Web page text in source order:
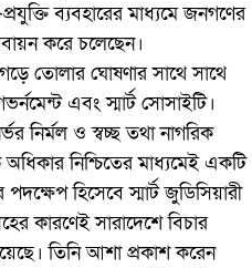
ব্যবহারের মাধ্যমে জনগণের
করে চলেছেন।
গড়ে তোলার ঘোষণার সাথে সাথে
এবং স্মার্ট সোসাইটি।
নির্মল ও স্বচ্ছ তথা নাগরিক
অধিকার নিশ্চিতের মাধ্যমেই একটি
পদক্ষেপ হিসেবে স্মার্ট জুডিসিয়ারী
কারণেই সারাদেশে বিচার
তিনি আশা প্রকাশ করেন